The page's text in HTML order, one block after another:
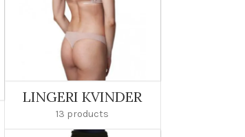
LINGERI KVINDER
13 products